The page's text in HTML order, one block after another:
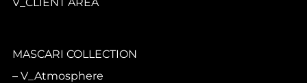
V_CLIENT AREA
MASCARI COLLECTION
V_Atmosphere